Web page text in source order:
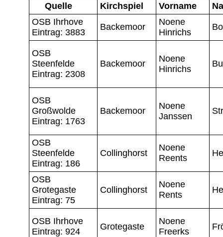
Quelle
Kirchspiel Vorname
OSB Ihrhove
Eintrag: 3883
Backemoor
Noene
Hinrichs
OSB
Steenfelde
Eintrag: 2308
Backemoor
Noene
Hinrichs
OSB
Großwolde
Eintrag: 1763
Backemoor
Noene
Janssen
OSB
Steenfelde
Eintrag: 186
Collinghorst
Noene
Reents
OSB
Grotegaste
Eintrag: 75
Collinghorst
Noene
Rents
OSB Ihrhove
Eintrag: 924
Grotegaste
Noene
Freerks